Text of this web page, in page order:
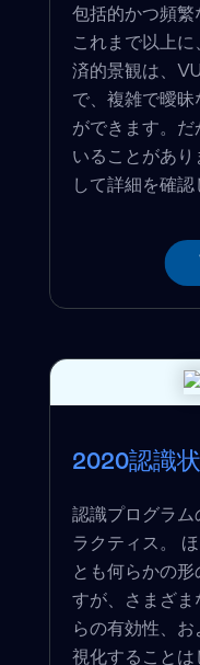
包括的かつ頻繁
これまで以上
済的景観は、
で、複雑で曖
ができます。
いることがあ
して詳細を確認
2020認識
認識プログラ
ラクティス。
とも何らかの
すが、さまざ
らの有効性、
視化すること